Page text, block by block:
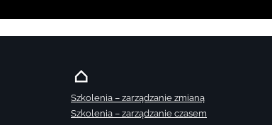
Szkolenia – zarządzanie zmianą
Szkolenia – zarządzanie czasem